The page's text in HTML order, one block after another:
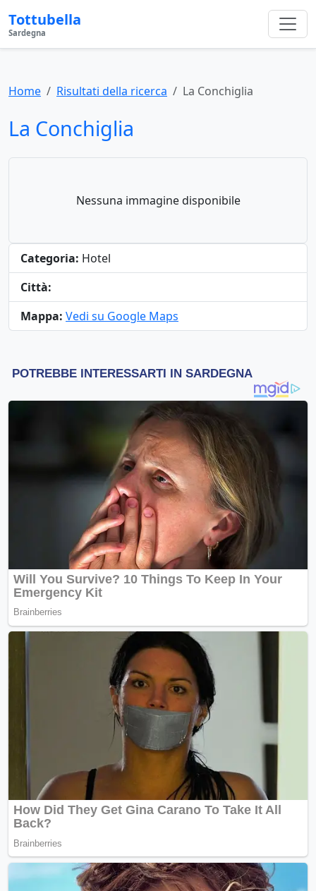
Tottubella
Sardegna
Home Risultati della ricerca La Conchiglia
La Conchiglia
Nessuna immagine disponibile
Categoria: Hotel
Città:
Mappa: Vedi su Google Maps